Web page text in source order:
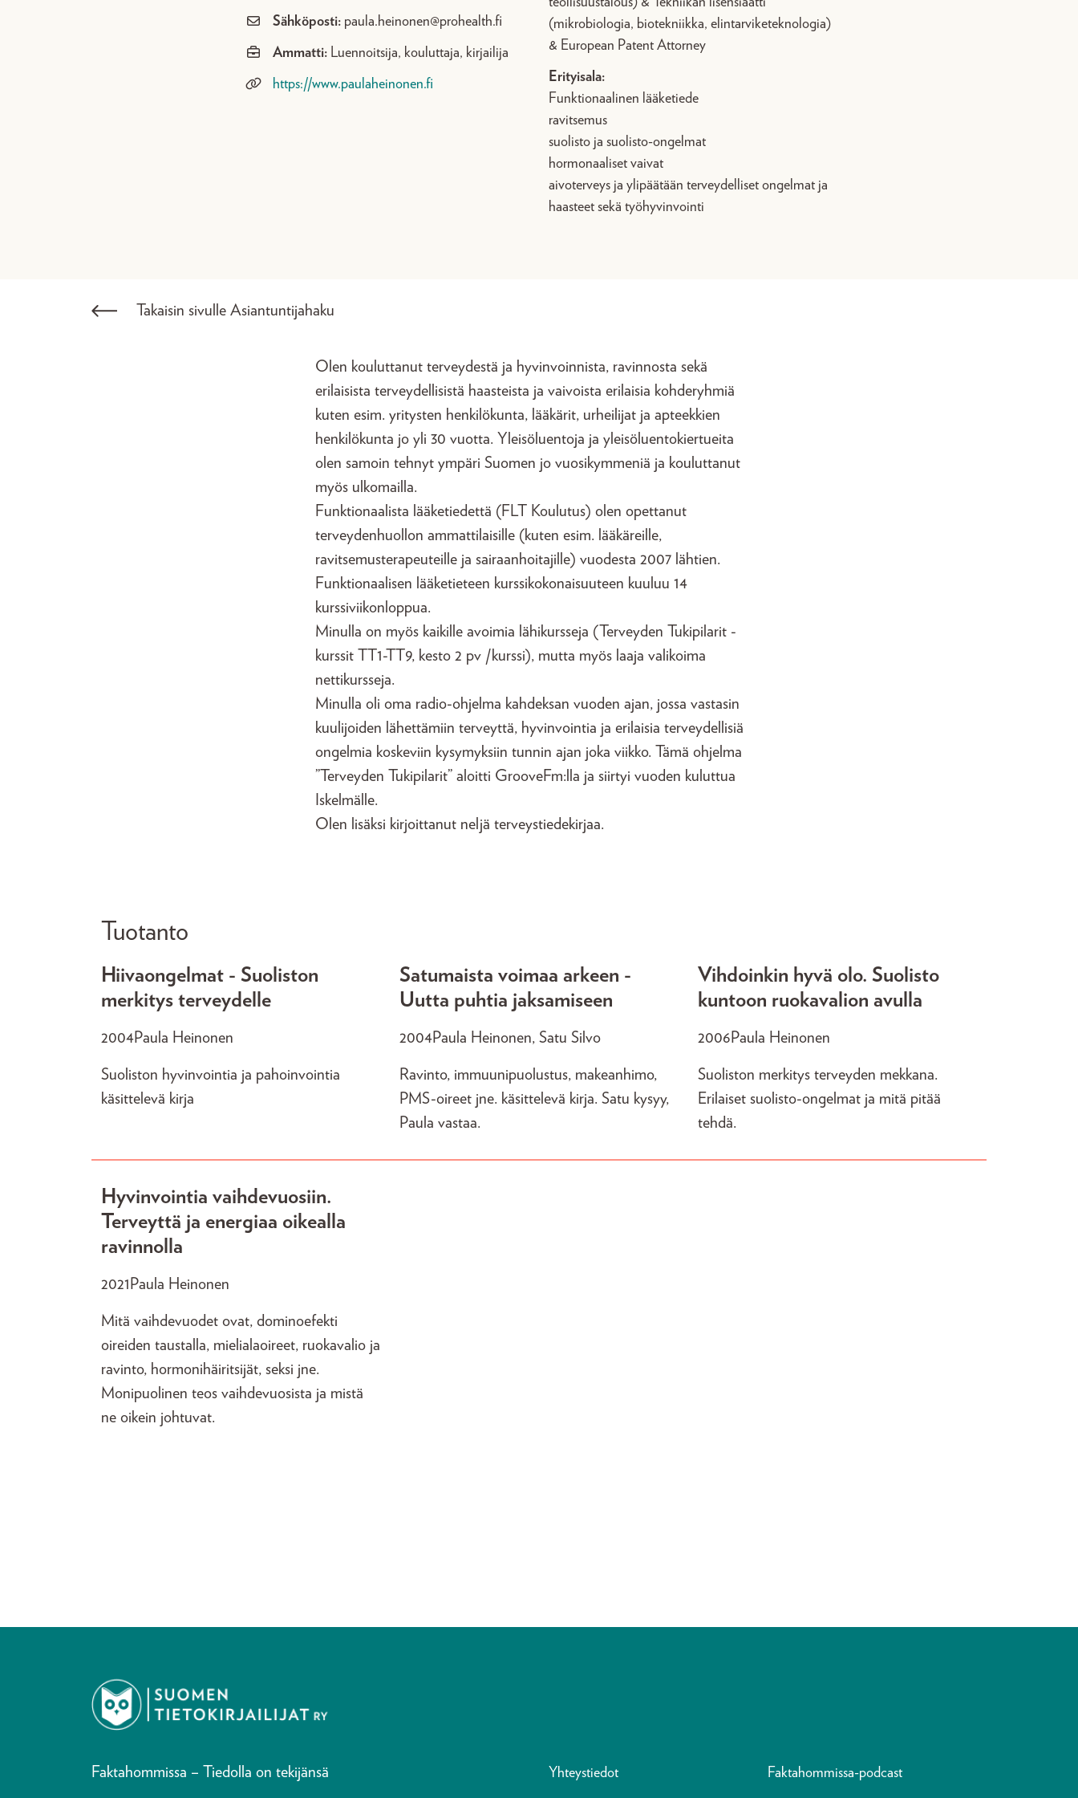
Sähköposti: paula.heinonen@prohealth.fi
Ammatti: Luennoitsija, kouluttaja, kirjailija
https://www.paulaheinonen.fi
(mikrobiologia, biotekniikka, elintarviketeknologia)
& European Patent Attorney
Erityisala:
Funktionaalinen lääketiede
ravitsemus
suolisto ja suolisto-ongelmat
hormonaaliset vaivat
aivoterveys ja ylipäätään terveydelliset ongelmat ja
haasteet sekä työhyvinvointi
Takaisin sivulle Asiantuntijahaku
Olen kouluttanut terveydestä ja hyvinvoinnista, ravinnosta sekä
erilaisista terveydellisistä haasteista ja vaivoista erilaisia kohderyhmiä
kuten esim. yritysten henkilökunta, lääkärit, urheilijat ja apteekkien
henkilökunta jo yli 30 vuotta. Yleisöluentoja ja yleisöluentokiertueita
olen samoin tehnyt ympäri Suomen jo vuosikymmeniä ja kouluttanut
myös ulkomailla.
Funktionaalista lääketiedettä (FLT Koulutus) olen opettanut
terveydenhuollon ammattilaisille (kuten esim. lääkäreille,
ravitsemusterapeuteille ja sairaanhoitajille) vuodesta 2007 lähtien.
Funktionaalisen lääketieteen kurssikokonaisuuteen kuuluu 14
kurssiviikonloppua.
Minulla on myös kaikille avoimia lähikursseja (Terveyden Tukipilarit -
kurssit TT1-TT9, kesto 2 pv /kurssi), mutta myös laaja valikoima
nettikursseja.
Minulla oli oma radio-ohjelma kahdeksan vuoden ajan, jossa vastasin
kuulijoiden lähettämiin terveyttä, hyvinvointia ja erilaisia terveydellisiä
ongelmia koskeviin kysymyksiin tunnin ajan joka viikko. Tämä ohjelma
”Terveyden Tukipilarit” aloitti GrooveFm:lla ja siirtyi vuoden kuluttua
Iskelmälle.
Olen lisäksi kirjoittanut neljä terveystiedekirjaa.
Tuotanto
Hiivaongelmat - Suoliston
merkitys terveydelle
2004Paula Heinonen
Suoliston hyvinvointia ja pahoinvointia
käsittelevä kirja
Satumaista voimaa arkeen -
Uutta puhtia jaksamiseen
2004Paula Heinonen, Satu Silvo
Ravinto, immuunipuolustus, makeanhimo,
PMS-oireet jne. käsittelevä kirja. Satu kysyy,
Paula vastaa.
Vihdoinkin hyvä olo. Suolisto
kuntoon ruokavalion avulla
2006 Paula Heinonen
Suoliston merkitys terveyden mekkana.
Erilaiset suolisto-ongelmat ja mitä pitää
tehdä.
Hyvinvointia vaihdevuosiin.
Terveyttä ja energiaa oikealla
ravinnolla
2021 Paula Heinonen
Mitä vaihdevuodet ovat, dominoefekti
oireiden taustalla, mielialaoireet, ruokavalio ja
ravinto, hormonihäiritsijät, seksi jne.
Monipuolinen teos vaihdevuosista ja mistä
ne oikein johtuvat.
Faktahommissa – Tiedolla on tekijänsä Yhteystiedot Faktahommissa-podcast